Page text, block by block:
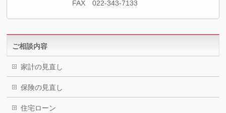
FAX 022-343-7133
ご相談内容
家計の見直し
保険の見直し
住宅ローン